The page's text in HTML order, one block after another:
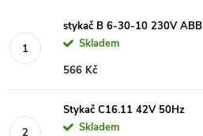
stykač B 6-30-10 230V ABB
Skladem
566 Kč
Stykač C16.11 42V 50Hz
Skladem